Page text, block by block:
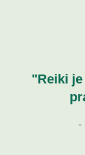
"Reiki
-